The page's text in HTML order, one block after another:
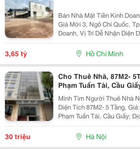
Bán Nhà Mặt Tiền Kinh
Giá Mới 3, Ngô Chí Quốc,
Doanh, Vị Trí Dễ Nhận Diện
Giá: 3,65 Tỷ * Sau Chợ Đầu Mối Thủ Đức * Gần Khu
Chế Xuất Linh Trung * Khu
3,65 tỷ Hồ Chí Minh
Cho Thuê Nhà, 87M2-
Phạm Tuấn Tài, Cầu
Mình Tìm Người Thuê Nhà
Diện Tích 87M2- 5 Tầng,
Phạm Tuấn Tài, Cầu Giấy;
Liên Hệ Trực Tiếp Chủ Nhà:
Mặt Tiền Rộng,Thoáng. + Vị
30 triệu Hà Nội